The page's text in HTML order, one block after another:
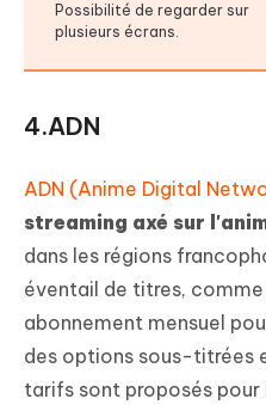
Possibilité de regarder sur
plusieurs écrans.
4.ADN
ADN (Anime Digital
streaming axé sur
dans les régions
éventail de titres, comme
abonnement mensuel
des options sous-titrées
tarifs sont proposés pour